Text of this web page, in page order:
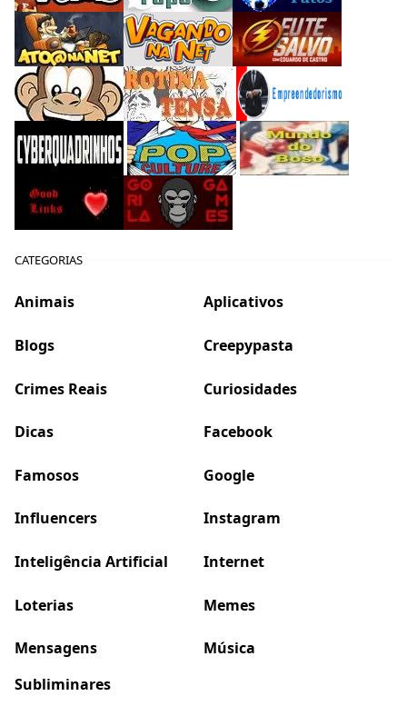
CATEGORIAS
Animais Aplicativos
Blogs Creepypasta
Crimes Reais Curiosidades
Dicas Facebook
Famosos Google
Influencers Instagram
Inteligência Artificial Internet
Loterias Memes
Mensagens
Subliminares
Música